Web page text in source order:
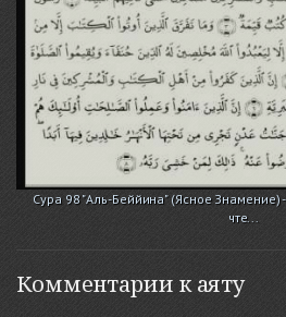
Сура 98 "Аль-Беййина" (Ясное Знамение)
чте...
Комментарии к аяту